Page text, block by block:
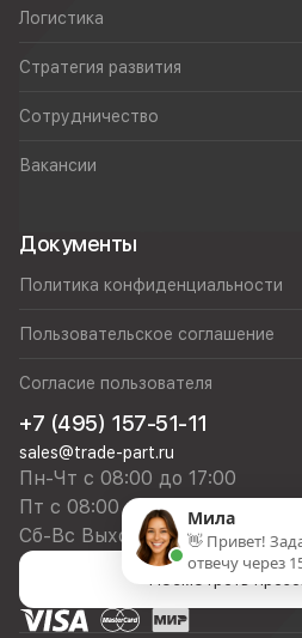
Логистика
Стратегия развития
Сотрудничество
Вакансии
Документы
Политика конфиденциальности
Пользовательское соглашение
Согласие пользователя
+7 (495) 157-51-11
sales@trade-part.ru
Пн-Чт с 08:00 до 17:00
Пт с 08:00 до 16:00
Сб-Вс Выходной
Мила
👋 Привет!
отвечу через